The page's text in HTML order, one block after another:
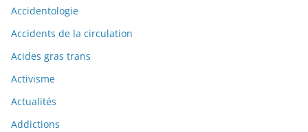
Accidentologie
Accidents de la circulation
Acides gras trans
Activisme
Actualités
Addictions